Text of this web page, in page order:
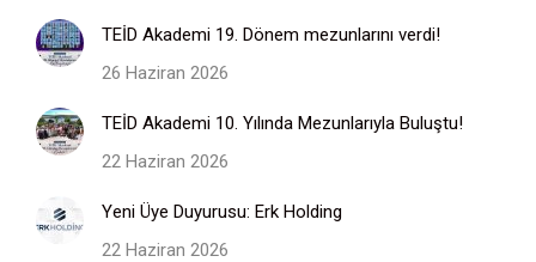
TEİD Akademi 19. Dönem mezunlarını verdi!
26 Haziran 2026
TEİD Akademi 10. Yılında Mezunlarıyla Buluştu!
22 Haziran 2026
Yeni Üye Duyurusu: Erk Holding
22 Haziran 2026